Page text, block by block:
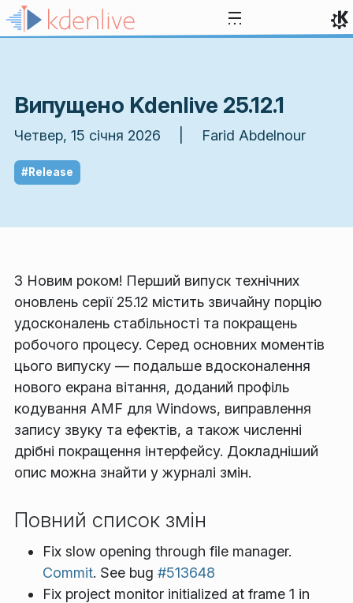
Перейти до вмісту
Випущено Kdenlive 25.12.1
Четвер, 15 січня 2026 | Farid Abdelnour
#Release
З Новим роком! Перший випуск технічних
оновлень серії 25.12 містить звичайну порцію
удосконалень стабільності та покращень
робочого процесу. Серед основних моментів
цього випуску — подальше вдосконалення
нового екрана вітання, доданий профіль
кодування AMF для Windows, виправлення
запису звуку та ефектів, а також численні
дрібні покращення інтерфейсу. Докладніший
опис можна знайти у журналі змін.
Повний список змін
Fix slow opening through file manager.
Commit. See bug #513648
Fix project monitor initialized at frame 1 in